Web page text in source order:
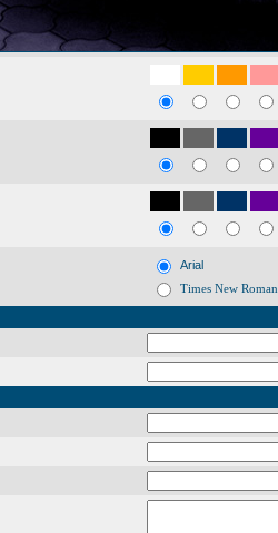
Arial
Times New Roman